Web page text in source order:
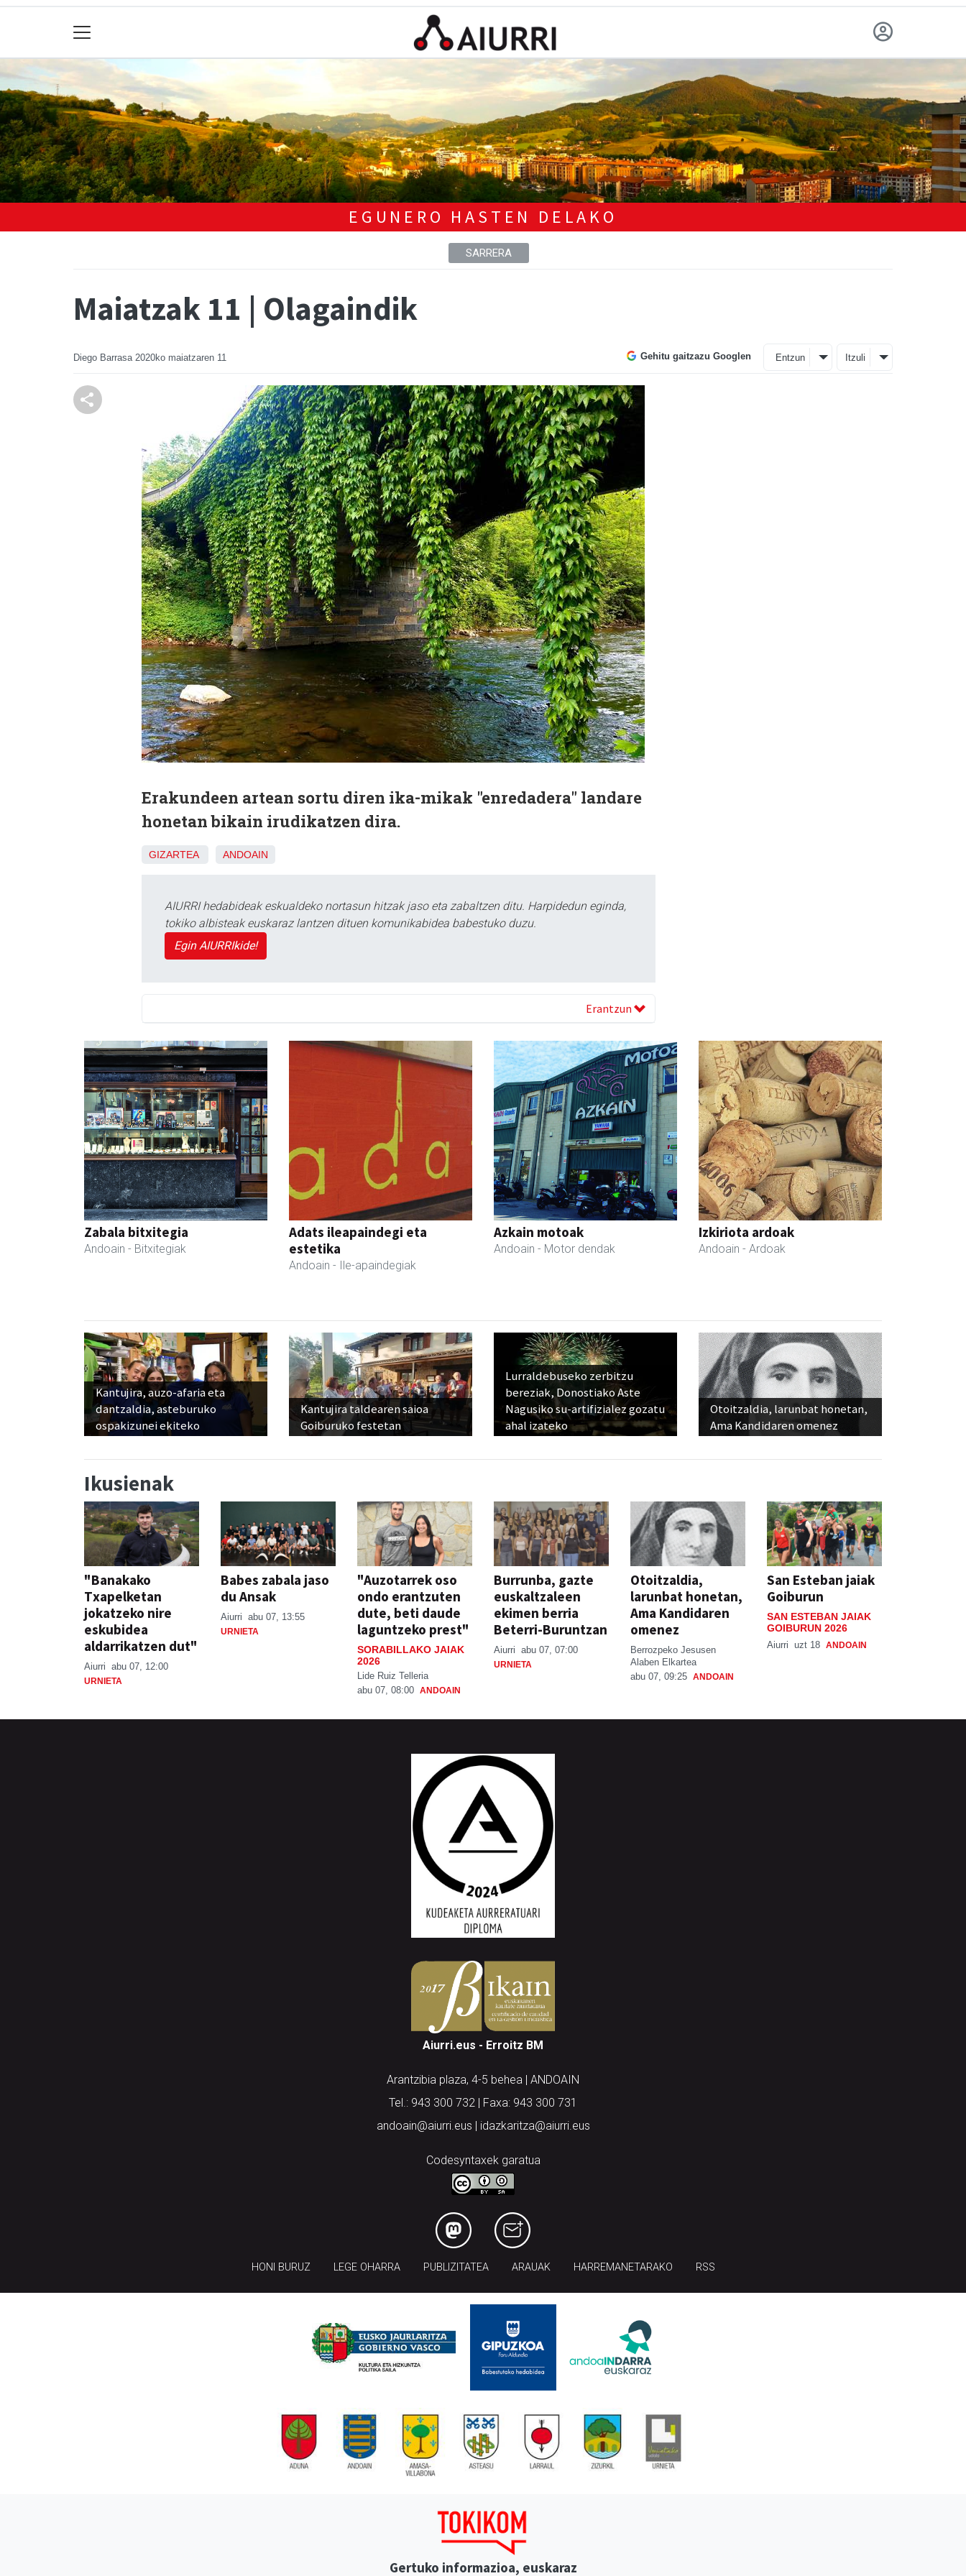
EGUNERO HASTEN DELAKO
SARRERA
Maiatzak 11 | Olagaindik
Diego Barrasa 2020ko maiatzaren 11 Gehitu gaitzazu Googlen Entzun Itzuli
Erakundeen artean sortu diren ika-mikak "enredadera" landare
honetan bikain irudikatzen dira.
GIZARTEA ANDOAIN
AIURRI hedabideak eskualdeko nortasun hitzak jaso eta zabaltzen ditu. Harpidedun eginda,
tokiko albisteak euskaraz lantzen dituen komunikabidea babestuko duzu.
Egin AIURRIkide!
Erantzun
Zabala bitxitegia
Andoain - Bitxitegiak
Adats ileapaindegi eta
estetika
Andoain - Ile-apaindegiak
Azkain motoak
Andoain - Motor dendak
Izkiriota ardoak
Andoain - Ardoak
Kantujira, auzo-afaria eta
dantzaldia, asteburuko
ospakizunei ekiteko
Kantujira taldearen saioa
Goiburuko festetan
Lurraldebuseko zerbitzu
bereziak, Donostiako Aste
Nagusiko su-artifizialez gozatu
ahal izateko
Otoitzaldia, larunbat honetan,
Ama Kandidaren omenez
Ikusienak
"Banakako
Txapelketan
jokatzeko nire
eskubidea
aldarrikatzen dut"
Aiurri abu 07, 12:00
URNIETA
Babes zabala jaso
du Ansak
Aiurri abu 07, 13:55
URNIETA
"Auzotarrek oso
ondo erantzuten
dute, beti daude
laguntzeko prest"
SORABILLAKO JAIAK
2026
Lide Ruiz Telleria
abu 07, 08:00 ANDOAIN
Burrunba, gazte
euskaltzaleen
ekimen berria
Beterri-Buruntzan
Aiurri abu 07, 07:00
URNIETA
Otoitzaldia,
larunbat honetan,
Ama Kandidaren
omenez
Berrozpeko Jesusen
Alaben Elkartea
abu 07, 09:25 ANDOAIN
San Esteban jaiak
Goiburun
SAN ESTEBAN JAIAK
GOIBURUN 2026
Aiurri uzt 18 ANDOAIN
Aiurri.eus - Erroitz BM
Arantzibia plaza, 4-5 behea | ANDOAIN
Tel.: 943 300 732 | Faxa: 943 300 731
andoain@aiurri.eus | idazkaritza@aiurri.eus
Codesyntaxek garatua
HONI BURUZ LEGE OHARRA PUBLIZITATEA ARAUAK HARREMANETARAKO RSS
Gertuko informazioa, euskaraz